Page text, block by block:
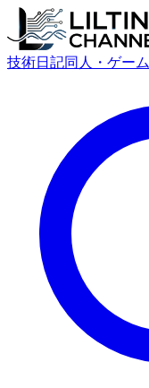
技術日記同人・ゲーム